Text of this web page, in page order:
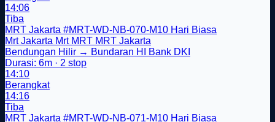
14:06
Tiba
MRT Jakarta #MRT-WD-NB-070-M10 Hari Biasa
Mrt Jakarta Mrt MRT MRT Jakarta
Bendungan Hilir → Bundaran HI Bank DKI
Durasi: 6m · 2 stop
14:10
Berangkat
14:16
Tiba
MRT Jakarta #MRT-WD-NB-071-M10 Hari Biasa